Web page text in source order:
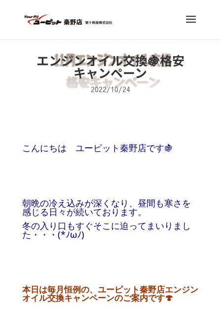
エンジンオイル交換🍇格安
キャンペーン
2022/10/24
こんにちは ユーピット秦野店です🍇
朝晩の冷え込みが深くなり、昼間も寒さを
感じる日々が続いております。
冬の入り口もすぐそこに迫ってまいりまし
た・・・(*ﾉωﾉ)
本日は毎月恒例の、ユーピット秦野店エンジン
オイル交換キャンペーンのご案内です🍄